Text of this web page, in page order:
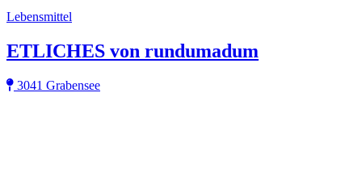
Lebensmittel
ETLICHES von rundumadum
3041 Grabensee